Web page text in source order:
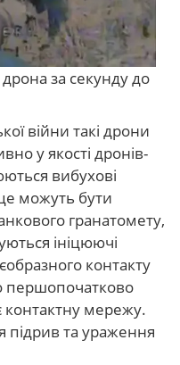
дрона за секунду до
війни такі дрони
у якості дронів-
вибухові
можуть бути
гранатомету,
ініцюючі
контакту
першопочатково
контактну мережу.
підрив та ураження